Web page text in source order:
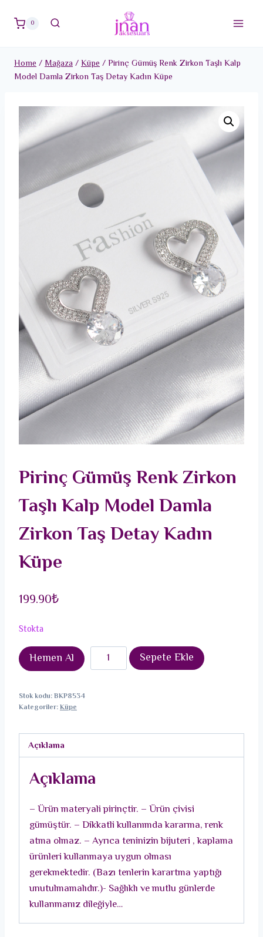
0
Home/Mağaza/Küpe/Pirinç Gümüş Renk Zirkon Taşlı Kalp
Model Damla Zirkon Taş Detay Kadın Küpe
Pirinç Gümüş Renk Zirkon
Taşlı Kalp Model Damla
Zirkon Taş Detay Kadın
Küpe
199.90₺
Stokta
Hemen Al
Pirinç
Gümüş
Kalp
Zirkon
Detay
Kadın
Küpe
adet
Sepete Ekle
Stok kodu:BKP8534
Kategoriler:Küpe
Açıklama
Açıklama
– Ürün materyali pirinçtir. – Ürün çivisi
gümüştür. – Dikkatli kullanımda kararma, renk
atma olmaz. – Ayrıca teninizin bijuteri , kaplama
ürünleri kullanmaya uygun olması
gerekmektedir. (Bazı tenlerin karartma yaptığı
unutulmamalıdır.)- Sağlıklı ve mutlu günlerde
kullanmanız dileğiyle…